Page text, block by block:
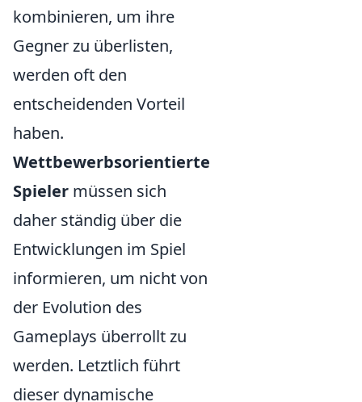
kombinieren, um ihre
Gegner zu überlisten,
werden oft den
entscheidenden Vorteil
haben.
Wettbewerbsorientierte
Spieler müssen sich
daher ständig über die
Entwicklungen im Spiel
informieren, um nicht von
der Evolution des
Gameplays überrollt zu
werden. Letztlich führt
dieser dynamische